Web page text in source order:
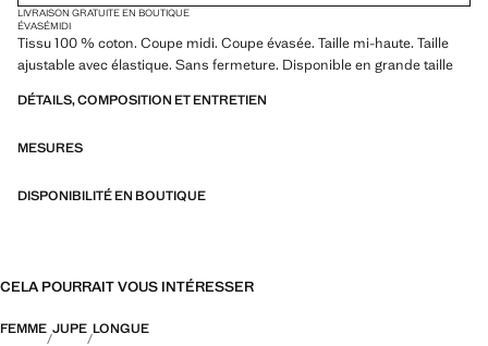
LIVRAISON GRATUITE EN BOUTIQUE
ÉVASÉMIDI
Tissu 100 % coton. Coupe midi. Coupe évasée. Taille mi-haute. Taille
ajustable avec élastique. Sans fermeture. Disponible en grande taille
DÉTAILS, COMPOSITION ET ENTRETIEN
MESURES
DISPONIBILITÉ EN BOUTIQUE
CELA POURRAIT VOUS INTÉRESSER
FEMME JUPE LONGUE